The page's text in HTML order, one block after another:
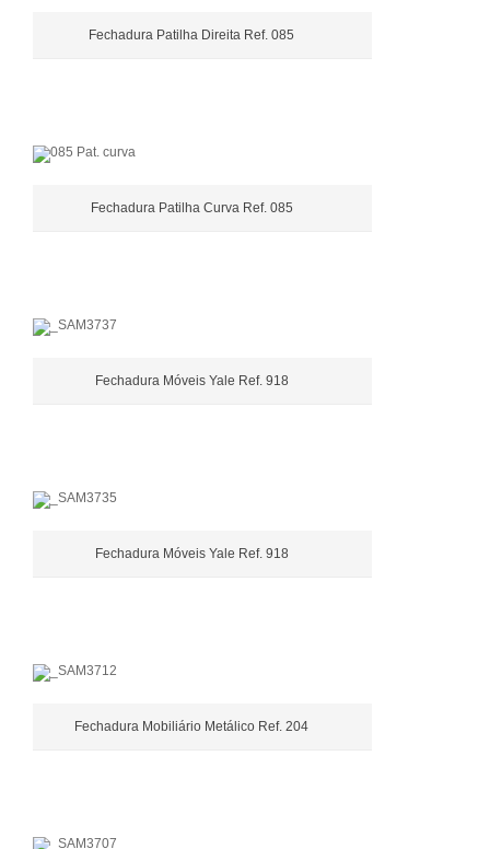
Fechadura Patilha Direita Ref. 085
Fechadura Patilha Curva Ref. 085
Fechadura Móveis Yale Ref. 918
Fechadura Móveis Yale Ref. 918
Fechadura Mobiliário Metálico Ref. 204